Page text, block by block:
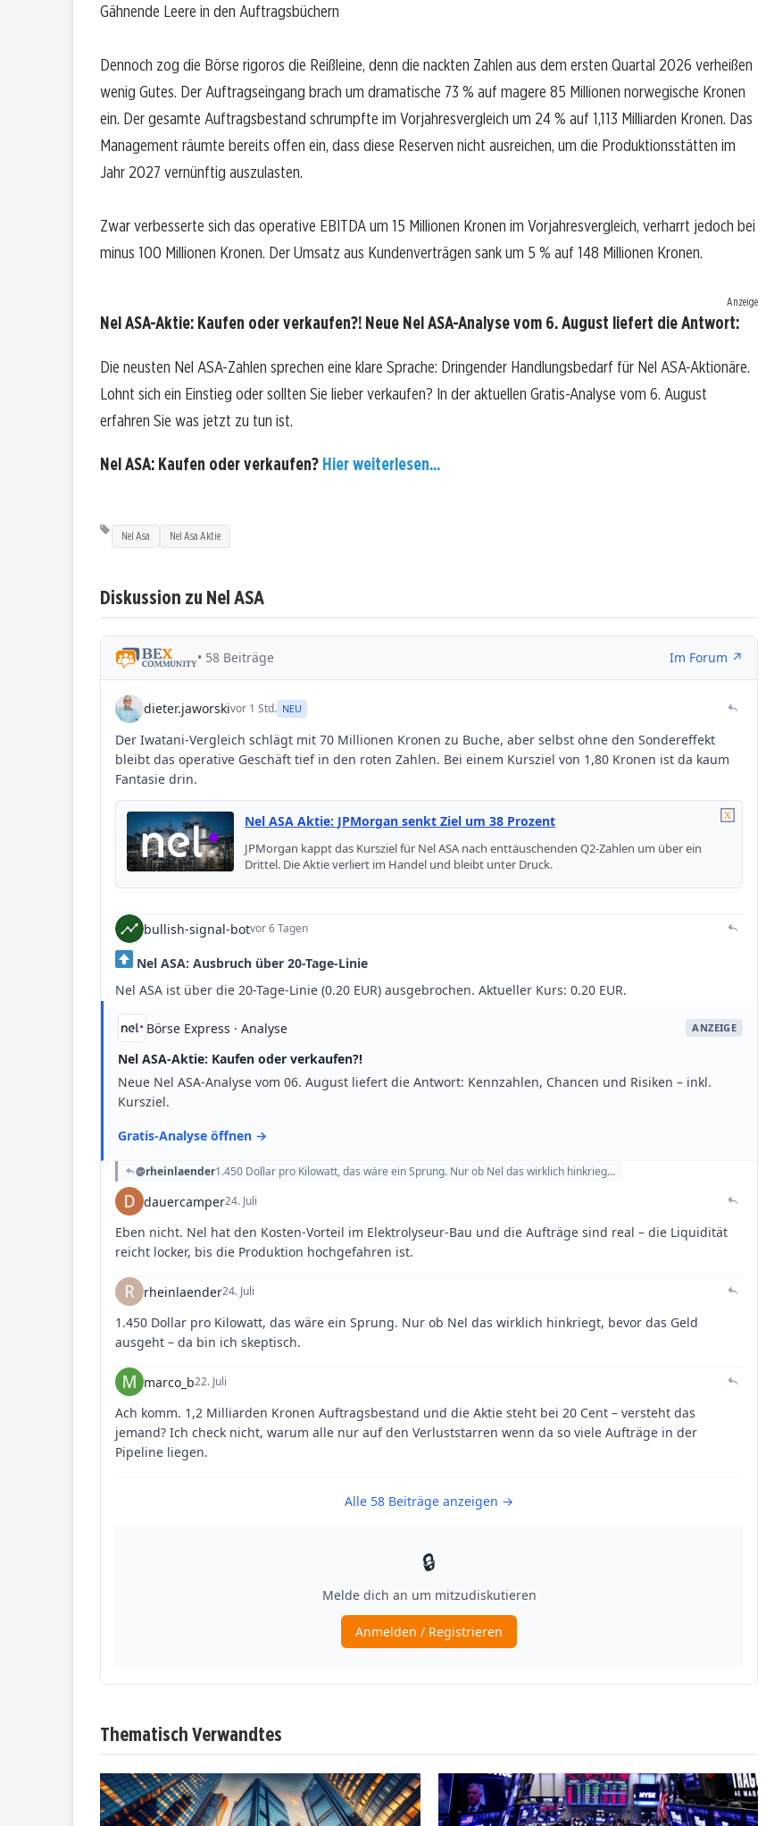
Gähnende Leere in den Auftragsbüchern
Dennoch zog die Börse rigoros die Reißleine, denn die nackten Zahlen aus dem ersten Quartal 2026 verheißen
wenig Gutes. Der Auftragseingang brach um dramatische 73 % auf magere 85 Millionen norwegische Kronen
ein. Der gesamte Auftragsbestand schrumpfte im Vorjahresvergleich um 24 % auf 1,113 Milliarden Kronen. Das
Management räumte bereits offen ein, dass diese Reserven nicht ausreichen, um die Produktionsstätten im
Jahr 2027 vernünftig auszulasten.
Zwar verbesserte sich das operative EBITDA um 15 Millionen Kronen im Vorjahresvergleich, verharrt jedoch bei
minus 100 Millionen Kronen. Der Umsatz aus Kundenverträgen sank um 5 % auf 148 Millionen Kronen.
Anzeige
Nel ASA-Aktie: Kaufen oder verkaufen?! Neue Nel ASA-Analyse vom 6. August liefert die Antwort:
Die neusten Nel ASA-Zahlen sprechen eine klare Sprache: Dringender Handlungsbedarf für Nel ASA-Aktionäre.
Lohnt sich ein Einstieg oder sollten Sie lieber verkaufen? In der aktuellen Gratis-Analyse vom 6. August
erfahren Sie was jetzt zu tun ist.
Nel ASA: Kaufen oder verkaufen? Hier weiterlesen...
Nel Asa Nel Asa Aktie
Diskussion zu Nel ASA
Thematisch Verwandtes